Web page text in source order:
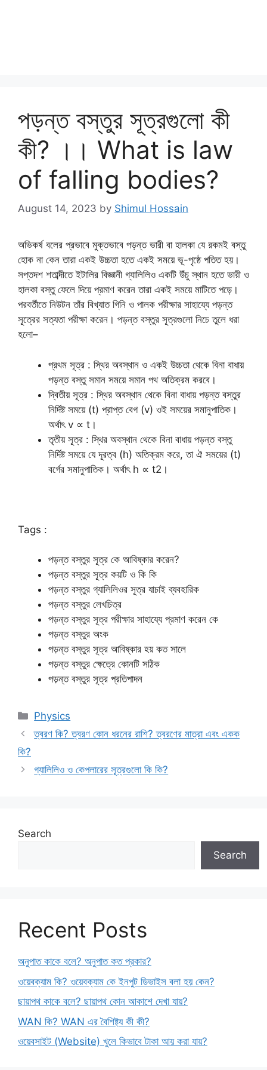
পড়ন্ত বস্তুর সূত্রগুলো কী
কী? ।। What is law
of falling bodies?
August 14, 2023 by Shimul Hossain
অভিকর্ষ বলের প্রভাবে মুক্তভাবে পড়ন্ত ভারী বা হালকা যে রকমই বস্তু
হোক না কেন তারা একই উচ্চতা হতে একই সময়ে ভূ-পৃষ্ঠে পতিত হয়।
সপ্তদশ শতাব্দীতে ইটালির বিজ্ঞানী গ্যালিলিও একটি উঁচু স্থান হতে ভারী ও
হালকা বস্তু ফেলে দিয়ে প্রমাণ করেন তারা একই সময়ে মাটিতে পড়ে।
পরবর্তীতে নিউটন তাঁর বিখ্যাত গিনি ও পালক পরীক্ষার সাহায্যে পড়ন্ত
সূত্রের সত্যতা পরীক্ষা করেন। পড়ন্ত বস্তুর সূত্রগুলো নিচে তুলে ধরা
হলো–
প্রথম সূত্র : স্থির অবস্থান ও একই উচ্চতা থেকে বিনা বাধায়
পড়ন্ত বস্তু সমান সময়ে সমান পথ অতিক্রম করবে।
দ্বিতীয় সূত্র : স্থির অবস্থান থেকে বিনা বাধায় পড়ন্ত বস্তুর
নির্দিষ্ট সময়ে (t) প্রাপ্ত বেগ (v) ওই সময়ের সমানুপাতিক।
অর্থাৎ v ∝ t।
তৃতীয় সূত্র : স্থির অবস্থান থেকে বিনা বাধায় পড়ন্ত বস্তু
নির্দিষ্ট সময়ে যে দূরত্ব (h) অতিক্রম করে, তা ঐ সময়ের (t)
বর্গের সমানুপাতিক। অর্থাৎ h ∝ t2।
Tags :
পড়ন্ত বস্তুর সূত্র কে আবিষ্কার করেন?
পড়ন্ত বস্তুর সূত্র কয়টি ও কি কি
পড়ন্ত বস্তুর গ্যালিলিওর সূত্র যাচাই ব্যবহারিক
পড়ন্ত বস্তুর লেখচিত্র
পড়ন্ত বস্তুর সূত্র পরীক্ষার সাহায্যে প্রমাণ করেন কে
পড়ন্ত বস্তুর অংক
পড়ন্ত বস্তুর সূত্র আবিষ্কার হয় কত সালে
পড়ন্ত বস্তুর ক্ষেত্রে কোনটি সঠিক
পড়ন্ত বস্তুর সূত্র প্রতিপাদন
Categories
Physics
ত্বরণ কি? ত্বরণ কোন ধরনের রাশি? ত্বরণের মাত্রা এবং একক
কি?
গ্যালিলিও ও কেপলারের সূত্রগুলো কি কি?
Search
Search
Recent Posts
অনুপাত কাকে বলে? অনুপাত কত প্রকার?
ওয়েবক্যাম কি? ওয়েবক্যাম কে ইনপুট ডিভাইস বলা হয় কেন?
ছায়াপথ কাকে বলে? ছায়াপথ কোন আকাশে দেখা যায়?
WAN কি? WAN এর বৈশিষ্ট্য কী কী?
ওয়েবসাইট (Website) খুলে কিভাবে টাকা আয় করা যায়?